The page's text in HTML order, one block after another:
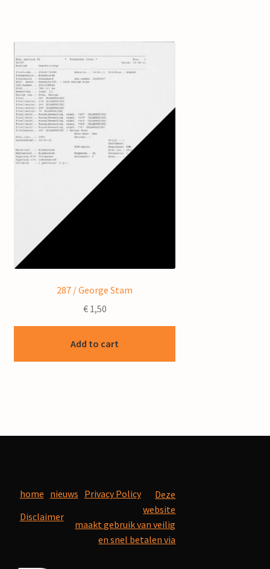
287 / George Stam
€1,50
Add to cart
home nieuws Privacy Policy
Disclaimer
Deze
website
maakt gebruik van veilig
en snel betalen via